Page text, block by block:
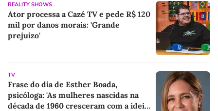
REALITY SHOWS
Ator processa a Cazé TV e pede R$ 120
mil por danos morais: 'Grande
prejuízo'
TV
Frase do dia de Esther Boada,
psicóloga: 'As mulheres nascidas na
década de 1960 cresceram com a ideia